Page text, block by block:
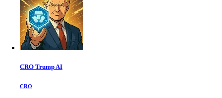
CRO Trump AI
CRO